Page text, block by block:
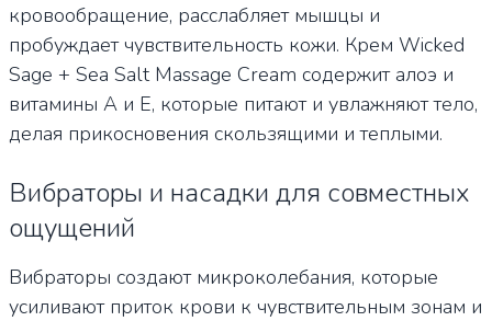
кровообращение, расслабляет мышцы и
пробуждает чувствительность кожи. Крем Wicked
Sage + Sea Salt Massage Cream содержит алоэ и
витамины А и Е, которые питают и увлажняют тело,
делая прикосновения скользящими и теплыми.
Вибраторы и насадки для совместных
ощущений
Вибраторы создают микроколебания, которые
усиливают приток крови к чувствительным зонам и